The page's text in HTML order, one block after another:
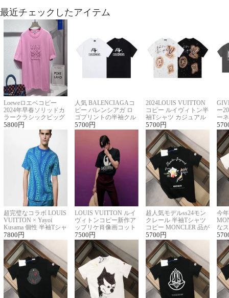
最近チェックしたアイテム
Loeweロエベコピー
2024年早春ソリッドカ
ラークラシックビッグ
ロゴ刺繍Tシャツ
5800 円
人気 BALENCIAGAコ
ピー バレンシアガ ロ
ゴプリントの半袖クル
ーネックTシャツ
5700 円
2024LOUIS VUITTON
コピー ルイヴィトン半
袖Tシャツ カジュアル
に馴染む 2色展開
5700 円
ー
ー
ー
超完璧なコラボ LOUIS
VUITTON × Yayoi
Kusama 個性 半袖Tシャ
ツコピー男女兼用
7800 円
LOUIS VUITTON ルイ
ヴィトンコピー新作ア
ップリケ肖像画コット
ンニット半袖Tシャツ
7500 円
超人気モデルss24モン
クレール 半袖Tシャツ
コピー MONCLER 品が
良く見た目
5700 円
今
な
ル